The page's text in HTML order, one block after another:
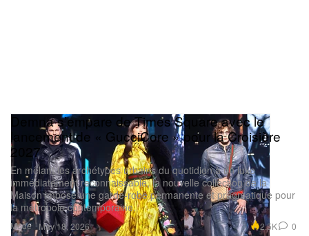
Mode
Demna s’empare de Times Square avec le
lancement de « GucciCore » pour la Croisière
2027
En mêlant les archétypes urbains du quotidien à un luxe
immédiatement reconnaissable, la nouvelle collection de la
Maison impose une garde-robe permanente et pragmatique pour
la métropole contemporaine.
May 18, 2026 2.5K 0